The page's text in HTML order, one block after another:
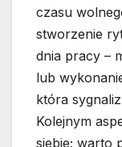
czasu
stworzenie
dnia pracy –
lub
która
Kolejnym
siebie; warto